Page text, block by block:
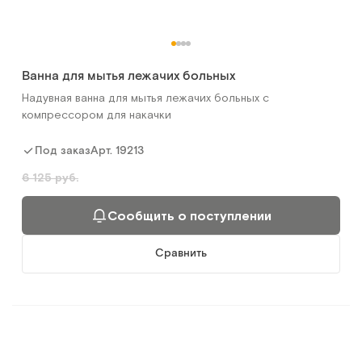
Ванна для мытья лежачих больных
Надувная ванна для мытья лежачих больных с
компрессором для накачки
Под заказАрт. 19213
6 125 руб.
Сообщить о поступлении
Сравнить